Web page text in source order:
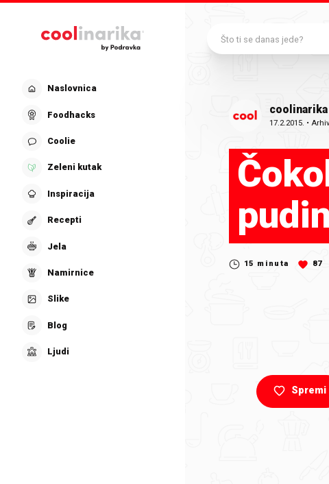
Naslovnica
Foodhacks
Coolie
Zeleni kutak
Inspiracija
Recepti
Jela
Namirnice
Slike
Blog
Ljudi
coolinarika
17.2.2015. •
15 minuta 87
Spremi
Što ti se danas jede?